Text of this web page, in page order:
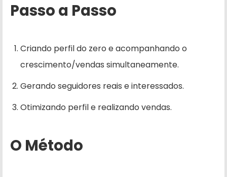
Passo a Passo
Criando perfil do zero e acompanhando o
crescimento/vendas simultaneamente.
Gerando seguidores reais e interessados.
Otimizando perfil e realizando vendas.
O Método